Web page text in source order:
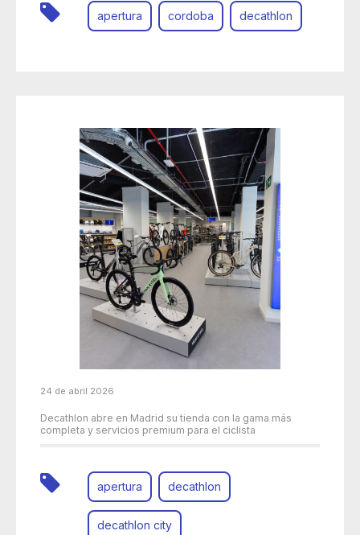
apertura cordoba decathlon
24 de abril 2026
Decathlon abre en Madrid su tienda con la gama más
completa y servicios premium para el ciclista
apertura decathlon
decathlon city